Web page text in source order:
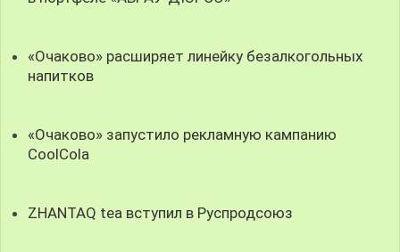
«Очаково» расширяет линейку безалкогольных
напитков
«Очаково» запустило рекламную кампанию
CoolCola
ZHANTAQ tea вступил в Руспродсоюз